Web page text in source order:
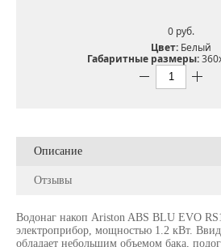
0 pуб.
Цвет:Белый
Габаритные размеры:
Описание
Отзывы
Водонаг накоп Ariston ABS BLU EVO
электроприбор, мощностью 1.2 кВт.
обладает небольшим объемом бака,